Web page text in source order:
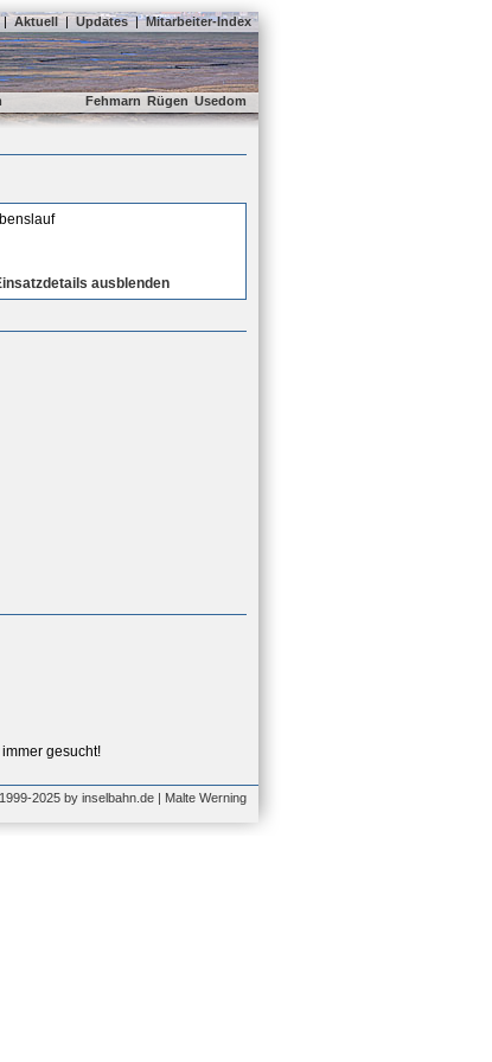
| Aktuell | Updates | Mitarbeiter-Index
Fehmarn Rügen Usedom
ausblenden
gesucht!
2025 by inselbahn.de | Malte Werning